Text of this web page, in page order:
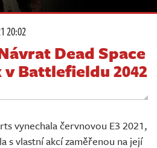
20:02
Dead Space
Battlefieldu 2042
vynechala červnovou E3 2021,
s vlastní akcí zaměřenou na její